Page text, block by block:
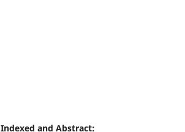
Indexed and Abstract: